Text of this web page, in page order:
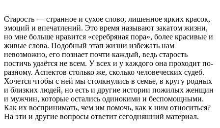
Старость — странное и сухое слово, лишенное ярких красок,
эмоций и впечатлений. Это время называют закатом жизни,
но мне больше нравится «серебряная пора», более красивые и
живые слова. Подобный этап жизни избежать нам
невозможно, его познает почти каждый, ведь старость
постичь удаётся не всем. У всех и у каждого она проходит по-
разному. Аспектов столько же, сколько человеческих судеб.
Хочется чтобы с ней мы столкнулись в семье, в кругу родных
и близких людей, но есть и другие истории пожилых женщин
и мужчин, которые остались одинокими и беспомощными.
Как их воспринимать, чем им помочь, как к ним относиться?
На эти и другие вопросы ответит сегодняшний материал.